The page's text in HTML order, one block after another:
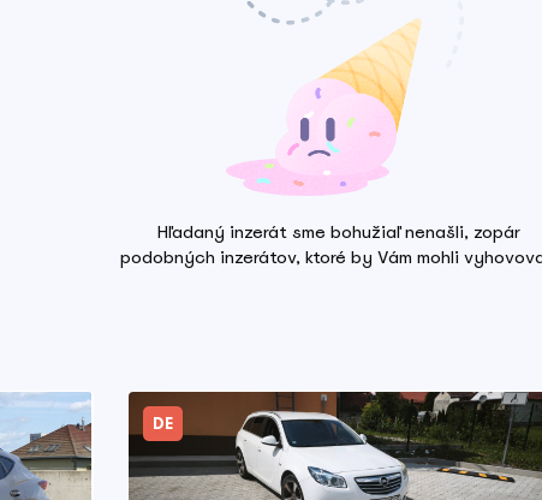
Hľadaný inzerát sme bohužiaľ nenašli, zopár
podobných inzerátov, ktoré by Vám mohli
DE